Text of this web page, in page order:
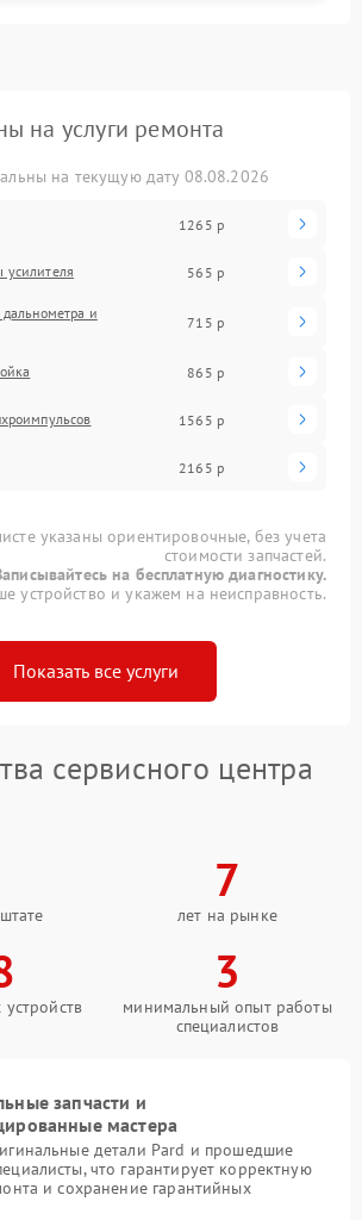
на услуги ремонта
на текущую дату 08.08.2026
1265 р
565 р
дальнометра и
715 р
865 р
1565 р
2165 р
указаны ориентировочные, без учета
стоимости запчастей.
на бесплатную диагностику.
устройство и укажем на неисправность.
Показать все услуги
сервисного центра
7
лет на рынке
3
минимальный опыт работы
специалистов
запчасти и
мастера
детали Pard и прошедшие
что гарантирует корректную
и сохранение гарантийных